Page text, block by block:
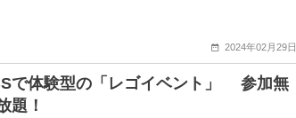
2024年02月29日
で体験型の「レゴイベント」 参加無
題！